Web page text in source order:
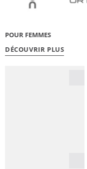
POUR FEMMES
DÉCOUVRIR PLUS